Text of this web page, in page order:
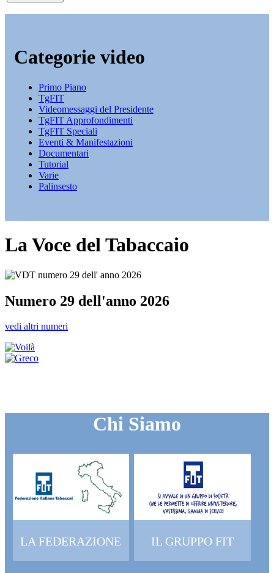
Categorie video
Primo Piano
TgFIT
Videomessaggi del Presidente
TgFIT Approfondimenti
TgFIT Speciali
Eventi & Manifestazioni
Documentari
Tutorial
Varie
Palinsesto
La Voce del Tabaccaio
Numero 29 dell'anno 2026
vedi altri numeri
Chi Siamo
LA FEDERAZIONE IL GRUPPO FIT